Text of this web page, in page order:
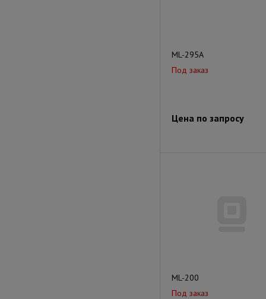
ML-295A
Под заказ
Цена по запросу
ML-200
Под заказ